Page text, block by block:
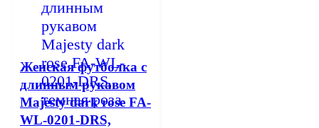
Женская футболка с
длинным рукавом
Majesty dark rose FA-
WL-0201-DRS,